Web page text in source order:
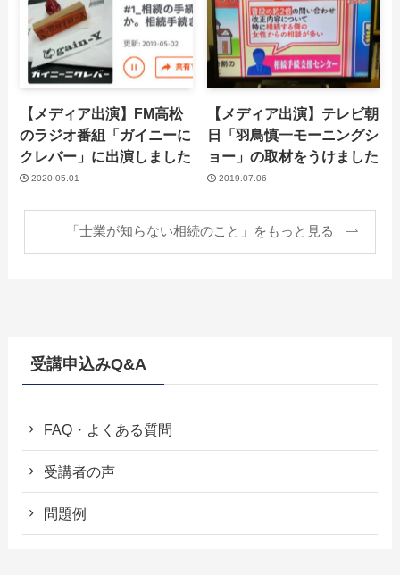
【メディア出演】FM高松
のラジオ番組「ガイニーに
クレバー」に出演しました
2020.05.01
【メディア出演】テレビ朝
日「羽鳥慎一モーニングシ
ョー」の取材をうけました
2019.07.06
「士業が知らない相続のこと」をもっと見る
受講申込みQ&A
FAQ・よくある質問
受講者の声
問題例